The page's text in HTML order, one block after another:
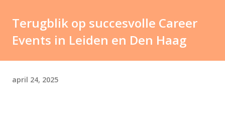
Terugblik op succesvolle Career
Events in Leiden en Den Haag
april 24, 2025